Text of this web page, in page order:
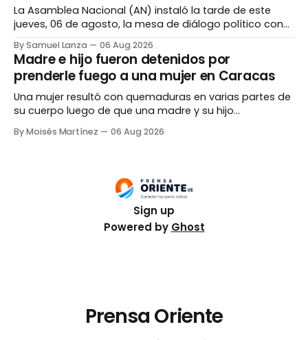
La Asamblea Nacional (AN) instaló la tarde de este
jueves, 06 de agosto, la mesa de diálogo político con
encuentro se llevó a cabo en el Centro de
Convenciones de La Carlota, en Caracas. El anuncio fue
realizado por el presidente de la
By Samuel Lanza 06 Aug 2026
Madre e hijo fueron detenidos por
prenderle fuego a una mujer en Caracas
Una mujer resultó con quemaduras en varias partes de
su cuerpo luego de que una madre y su hijo
presuntamente la rociaran con combustible y le
prendieran fuego durante una discusión en una vía
By Moisés Martínez 06 Aug 2026
Sign up
Powered by Ghost
Prensa Oriente